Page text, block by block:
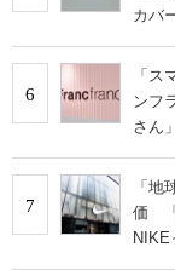
カバ
6
「ス
ンフ
さん
7
「地
価 「
NIKE